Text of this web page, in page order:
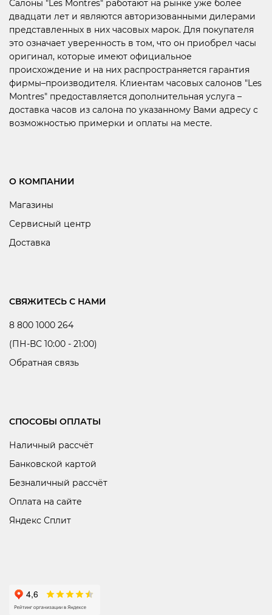
Салоны "Les Montres" работают на рынке уже более
двадцати лет и являются авторизованными дилерами
представленных в них часовых марок. Для покупателя
это означает уверенность в том, что он приобрел часы
оригинал, которые имеют официальное
происхождение и на них распространяется гарантия
фирмы–производителя. Клиентам часовых салонов "Les
Montres" предоставляется дополнительная услуга –
доставка часов из салона по указанному Вами адресу с
возможностью примерки и оплаты на месте.
О КОМПАНИИ
Магазины
Сервисный центр
Доставка
СВЯЖИТЕСЬ С НАМИ
8 800 1000 264
(ПН-ВС 10:00 - 21:00)
Обратная связь
СПОСОБЫ ОПЛАТЫ
Наличный рассчёт
Банковской картой
Безналичный рассчёт
Оплата на сайте
Яндекс Сплит